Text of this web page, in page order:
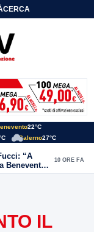
CERCA
22°C
Salerno27°C
“A
Benevento
10 ORE FA
IL